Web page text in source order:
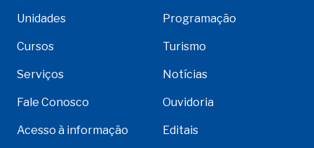
Unidades Programação
Cursos Turismo
Serviços Notícias
Fale Conosco Ouvidoria
Acesso à informação Editais